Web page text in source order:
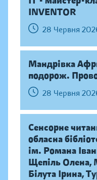
INVENTOR
28 Червня
Мандрівка
подорож.
28 Червня
Сенсорне
обласна
ім. Романа
Щепіль Олена,
Білута Ірина,